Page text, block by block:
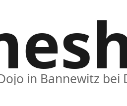
in Bannewitz bei